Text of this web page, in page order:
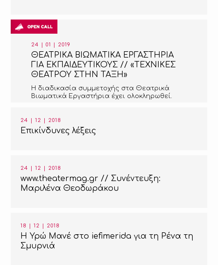
24 | 01 | 2019
ΘΕΑΤΡΙΚΑ ΒΙΩΜΑΤΙΚΑ ΕΡΓΑΣΤΗΡΙΑ
ΓΙΑ ΕΚΠΑΙΔΕΥΤΙΚΟΥΣ // «ΤΕΧΝΙΚΕΣ
ΘΕΑΤΡΟΥ ΣΤΗΝ ΤΑΞΗ»
Η διαδικασία συμμετοχής στα Θεατρικά
Βιωματικά Εργαστήρια έχει ολοκληρωθεί.
24 | 12 | 2018
Επικίνδυνες λέξεις
24 | 12 | 2018
www.theatermag.gr // Συνέντευξη:
Μαριλένα Θεοδωράκου
18 | 12 | 2018
Η Υρώ Μανέ στο iefimerida για τη Ρένα τη
Σμυρνιά